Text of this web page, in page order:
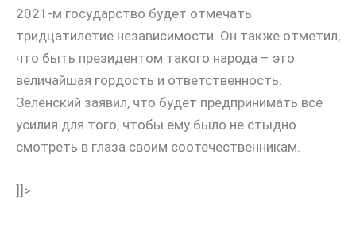
2021-м государство будет отмечать
тридцатилетие независимости. Он также отметил,
что быть президентом такого народа – это
величайшая гордость и ответственность.
Зеленский заявил, что будет предпринимать все
усилия для того, чтобы ему было не стыдно
смотреть в глаза своим соотечественникам.
]]>